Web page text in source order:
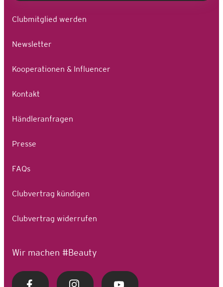
Clubmitglied werden
Newsletter
Kooperationen & Influencer
Kontakt
Händleranfragen
Presse
FAQs
Clubvertrag kündigen
Clubvertrag widerrufen
Wir machen #Beauty